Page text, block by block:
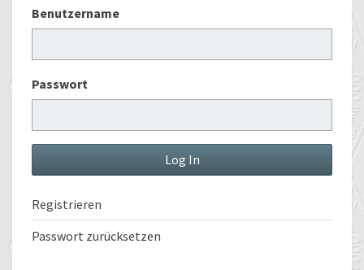
Benutzername
Passwort
Registrieren
Passwort zurücksetzen